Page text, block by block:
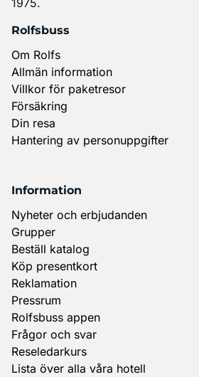
Rolfsbuss
Om Rolfs
Allmän information
Villkor för paketresor
Försäkring
Din resa
Hantering av personuppgifter
Information
Nyheter och erbjudanden
Grupper
Beställ katalog
Köp presentkort
Reklamation
Pressrum
Rolfsbuss appen
Frågor och svar
Reseledarkurs
Lista över alla våra hotell